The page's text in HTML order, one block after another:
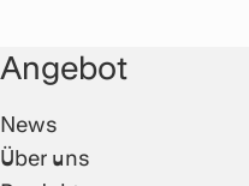
Angebot
News
Über uns